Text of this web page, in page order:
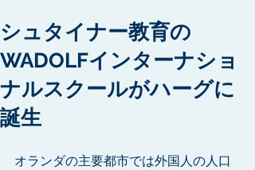
シュタイナー教育の
WADOLFインターナショ
ナルスクールがハーグに
誕生
オランダの主要都市では外国人の人口